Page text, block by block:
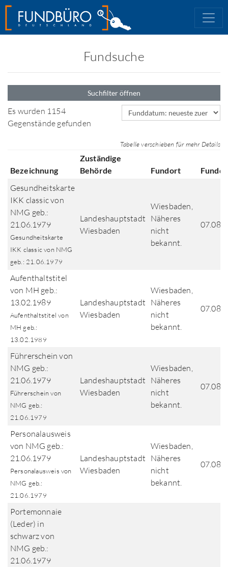
Fundsuche
Suchfilter öffnen
Es wurden 1154
Gegenstände gefunden
Sortierfeld
Tabelle verschieben für mehr Details
Bezeichnung
Zuständige
Behörde
Fundort
Gesundheitskarte
IKK classic von
NMG geb.:
21.06.1979
Gesundheitskarte
IKK classic von NMG
geb.: 21.06.1979
Landeshauptstadt
Wiesbaden
Wiesbaden,
Näheres
nicht
bekannt.
Aufenthaltstitel
von MH geb.:
13.02.1989
Aufenthaltstitel von
MH geb.:
13.02.1989
Landeshauptstadt
Wiesbaden
Wiesbaden,
Näheres
nicht
bekannt.
Führerschein von
NMG geb.:
21.06.1979
Führerschein von
NMG geb.:
21.06.1979
Landeshauptstadt
Wiesbaden
Wiesbaden,
Näheres
nicht
bekannt.
Personalausweis
von NMG geb.:
21.06.1979
Personalausweis von
NMG geb.:
21.06.1979
Landeshauptstadt
Wiesbaden
Wiesbaden,
Näheres
nicht
bekannt.
Portemonnaie
(Leder) in
schwarz von
NMG geb.:
21.06.1979